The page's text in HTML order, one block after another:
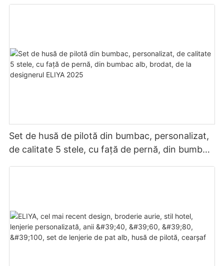
Set de husă de pilotă din bumbac, personalizat,
de calitate 5 stele, cu față de pernă, din bumbac